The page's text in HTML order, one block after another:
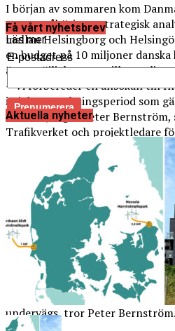
I början av sommaren kom
om att påbörja en strategisk
mellan Helsingborg och
en budget på 10 miljoner
även möjligheterna till
– Vi förbereder en ansökan till
in i den ansökningsperiod som
februari, säger Peter
Trafikverket och projektledare
analyssamarbetet, till News
Eftersom
utredningssamarbetet om en
december är det ännu inte
från svensk sida kommer att se
som driver arbetet är dock
Transportministeriet och
sundet, som även de har en
insatsen. Arbetet kommer att
slutrapport 2020, men troligen
undervägs, tror Peter Bernström.
Läs mer
Få vårt nyhetsbrev
E-postadress
Aktuella nyheter